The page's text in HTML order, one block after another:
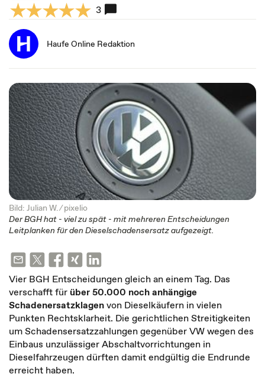
3
Haufe Online Redaktion
Bild: Julian W. ⁄pixelio
Der BGH hat - viel zu spät - mit mehreren Entscheidungen
Leitplanken für den Dieselschadensersatz aufgezeigt.
Vier BGH Entscheidungen gleich an einem Tag. Das
verschafft für über 50.000 noch anhängige
Schadenersatzklagenvon Dieselkäufern in vielen
Punkten Rechtsklarheit. Die gerichtlichen Streitigkeiten
um Schadensersatzzahlungen gegenüber VW wegen des
Einbaus unzulässiger Abschaltvorrichtungen in
Dieselfahrzeugen dürften damit endgültig die Endrunde
erreicht haben.